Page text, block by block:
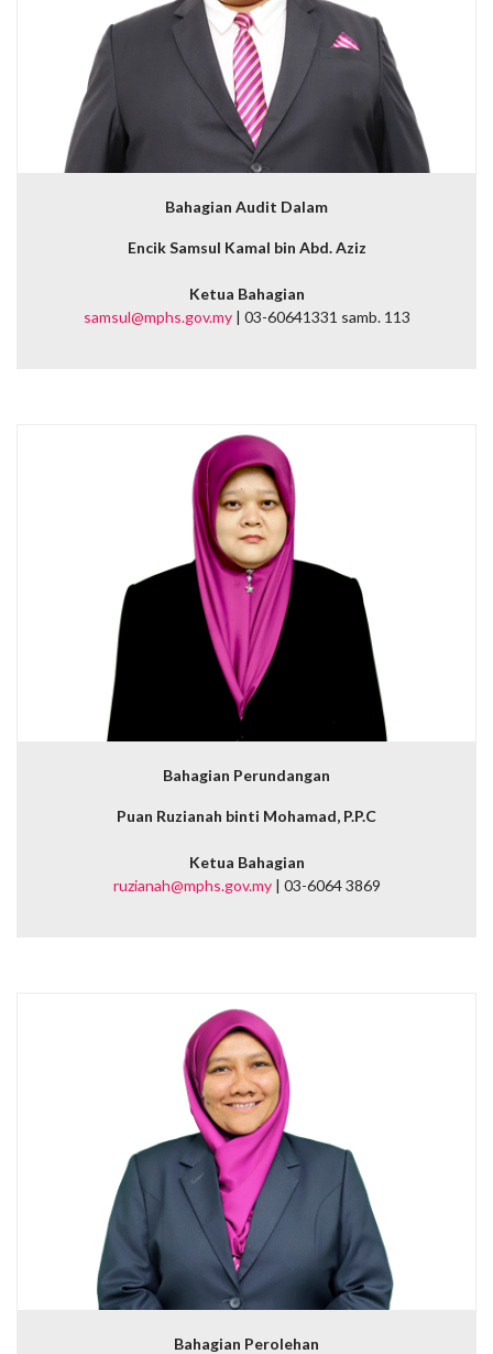
Bahagian Audit Dalam
Encik Samsul Kamal bin Abd. Aziz
Ketua Bahagian
samsul@mphs.gov.my| 03-60641331 samb. 113
Bahagian Perundangan
Puan Ruzianah binti Mohamad, P.P.C
Ketua Bahagian
ruzianah@mphs.gov.my| 03-6064 3869
Bahagian Perolehan